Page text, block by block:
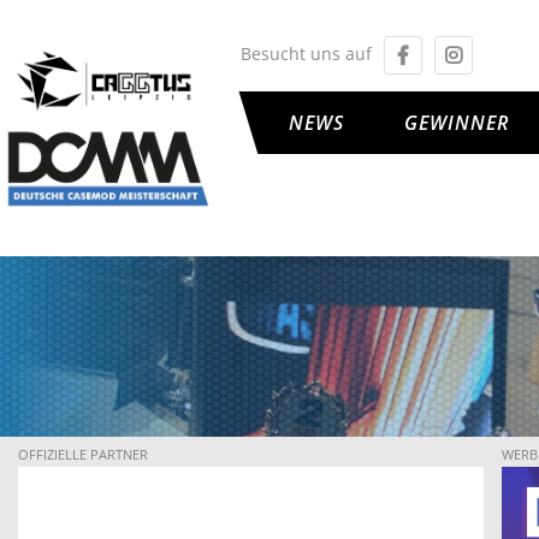
NEWS GEWINNER
Besucht uns auf
OFFIZIELLE PARTNER